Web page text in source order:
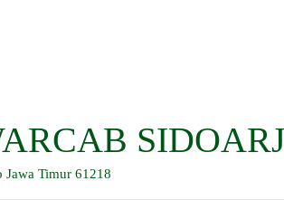
Jawa Timur 61218